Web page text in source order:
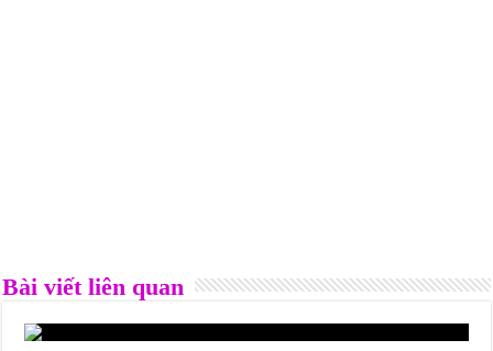
Bài viết liên quan